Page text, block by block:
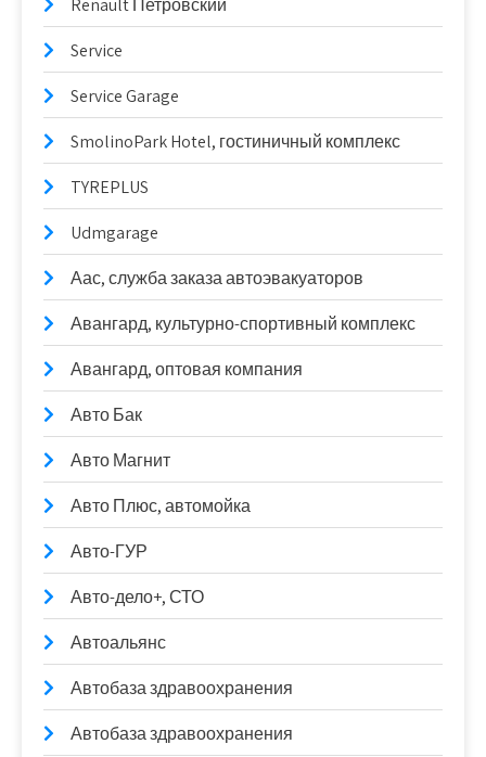
Renault Петровский
Service
Service Garage
SmolinoPark Hotel, гостиничный комплекс
TYREPLUS
Udmgarage
Аас, служба заказа автоэвакуаторов
Авангард, культурно-спортивный комплекс
Авангард, оптовая компания
Авто Бак
Авто Магнит
Авто Плюс, автомойка
Авто-ГУР
Авто-дело+, СТО
Автоальянс
Автобаза здравоохранения
Автобаза здравоохранения